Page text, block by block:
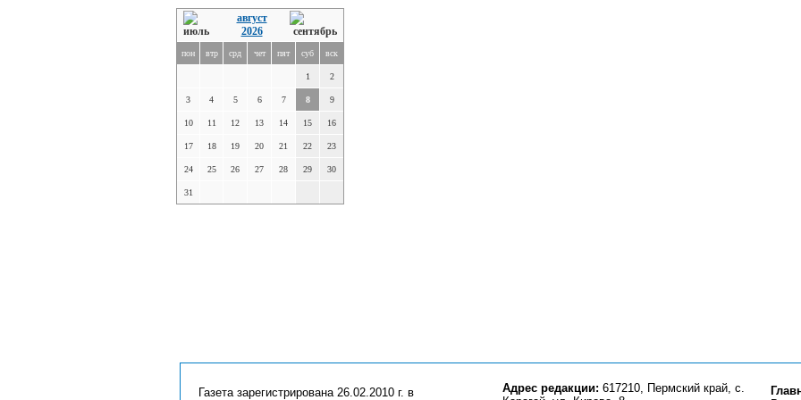
август
2026
пон втр срд чет пят суб вск
1 2
3 4 5 6 7 8 9
10 11 12 13 14 15 16
17 18 19 20 21 22 23
24 25 26 27 28 29 30
31
Газета зарегистрирована 26.02.2010 г. в
Адрес редакции: 617210, Пермский край, с.